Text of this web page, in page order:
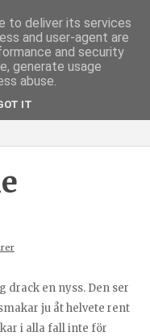
drack en nyss. Den ser
ju åt helvete rent
i alla fall inte för
to deliver its services
and user-agent are
and security
generate usage
abuse.
IT